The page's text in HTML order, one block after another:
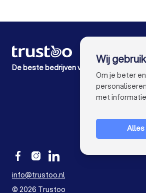
De beste bedrijven voor jou
info@trustoo.nl
© 2026 Trustoo
Wij
Om je beter
met